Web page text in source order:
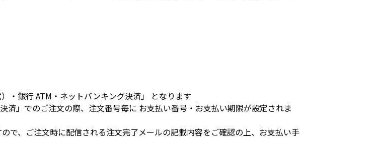
・銀行 ATM・ネットバンキング決済」 となります
」でのご注文の際、注文番号毎に お支払い番号・お支払い期限が設定されま
で、ご注文時に配信される注文完了メールの記載内容をご確認の上、お支払い手